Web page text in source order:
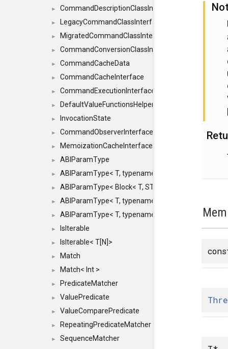
► CommandDescriptionClassInterface
► LegacyCommandClassInterface
► MigratedCommandClassInterface
► CommandConversionClassInterface
► CommandCacheData
► CommandCacheInterface
► CommandExecutionInterface
► DefaultValueFunctionsHelper< const Result<
► InvocationState
► CommandObserverInterface
► MemoizationCacheInterface
► ABIParamType
► ABIParamType< T, typename std::enable_if<
► ABIParamType< Block< T, STRIDED, MOVE > >
► ABIParamType< T, typename std::enable_if<
► ABIParamType< T, typename std::enable_if<
► IsIterable
► IsIterable< T[N]>
► Match
► Match< Int >
► PredicateMatcher
► ValuePredicate
► ValueComparePredicate
► RepeatingPredicateMatcher
►
SequenceMatcher